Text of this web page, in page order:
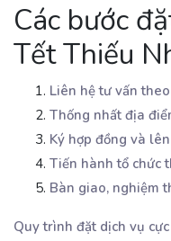
Các bước
Tết Thiếu
Liên hệ tư vấn
Thống nhất địa
Ký hợp đồng và
Tiến hành tổ chức
Bàn giao, nghiệm
Quy trình đặt dịch vụ